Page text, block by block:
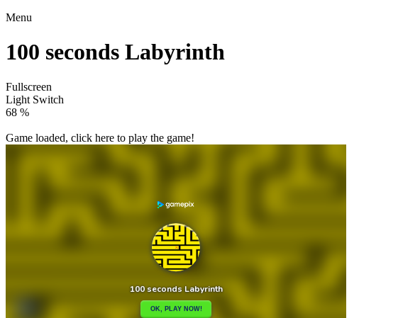
Menu
100 seconds Labyrinth
Fullscreen
Light Switch
77 %
Game loaded, click here to play the game!
Game Details